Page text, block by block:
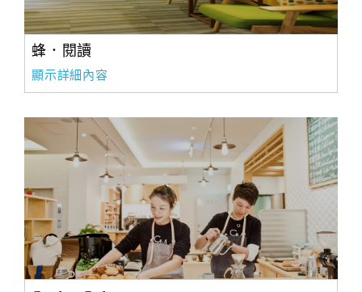
蜂．閱讀
顯示詳細內容